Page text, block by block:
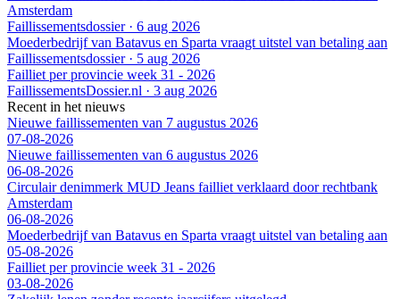
Amsterdam
Faillissementsdossier· 6 aug 2026
Moederbedrijf van Batavus en Sparta vraagt uitstel van betaling aan
Faillissementsdossier· 5 aug 2026
Failliet per provincie week 31 - 2026
FaillissementsDossier.nl · 3 aug 2026
Recent in het nieuws
Nieuwe faillissementen van 7 augustus 2026
07-08-2026
Nieuwe faillissementen van 6 augustus 2026
06-08-2026
Circulair denimmerk MUD Jeans failliet verklaard door rechtbank
Amsterdam
06-08-2026
Moederbedrijf van Batavus en Sparta vraagt uitstel van betaling aan
05-08-2026
Failliet per provincie week 31 - 2026
03-08-2026